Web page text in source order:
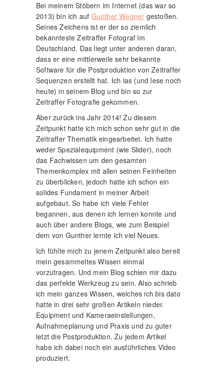
Bei meinem Stöbern im Internet (das war so
2013) bin ich auf Gunther Wegner gestoßen.
Seines Zeichens ist er der so ziemlich
bekannteste Zeitraffer Fotograf im
Deutschland. Das liegt unter anderen daran,
dass er eine mittlerweile sehr bekannte
Software für die Postproduktion von Zeitraffer
Sequenzen erstellt hat. Ich las (und lese noch
heute) in seinem Blog und bin so zur
Zeitraffer Fotografie gekommen.
Aber zurück ins Jahr 2014! Zu diesem
Zeitpunkt hatte ich mich schon sehr gut in die
Zeitraffer Thematik eingearbeitet. Ich hatte
weder Spezialequipment (wie Slider), noch
das Fachwissen um den gesamten
Themenkomplex mit allen seinen Feinheiten
zu überblicken, jedoch hatte ich schon ein
solides Fundament in meiner Arbeit
aufgebaut. So habe ich viele Fehler
begannen, aus denen ich lernen konnte und
auch über andere Blogs, wie zum Beispiel
dem von Gunther lernte ich viel Neues.
Ich fühlte mich zu jenem Zeitpunkt also bereit
mein gesammeltes Wissen einmal
vorzutragen. Und mein Blog schien mir dazu
das perfekte Werkzeug zu sein. Also schrieb
ich mein ganzes Wissen, welches ich bis dato
hatte in drei sehr großen Artikeln nieder.
Equipment und Kameraeinstellungen,
Aufnahmeplanung und Praxis und zu guter
letzt die Postproduktion. Zu jedem Artikel
habe ich dabei noch ein ausführliches Video
produziert.